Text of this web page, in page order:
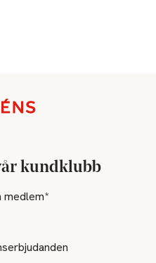
kundklubb
medlem*